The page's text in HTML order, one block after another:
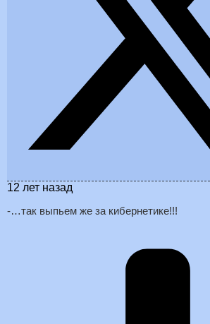
12 лет назад
-…так выпьем же за кибернетике!!!